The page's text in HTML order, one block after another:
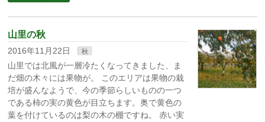
山里の秋
2016年11月22日 秋
山里では北風が一層冷たくなってきました、ま
だ畑の木々には果物が。 このエリアは果物の栽
培が盛んなようで、今の季節らしいものの一つ
である柿の実の黄色が目立ちます。奥で黄色の
葉を付けているのは梨の木の棚ですね。 赤い実